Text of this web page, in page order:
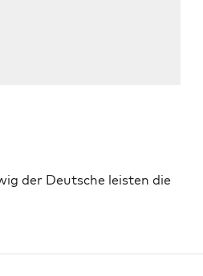
der Deutsche leisten die